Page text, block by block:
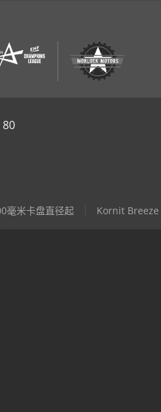
80
毫米卡盘直径起 Kornit Breeze